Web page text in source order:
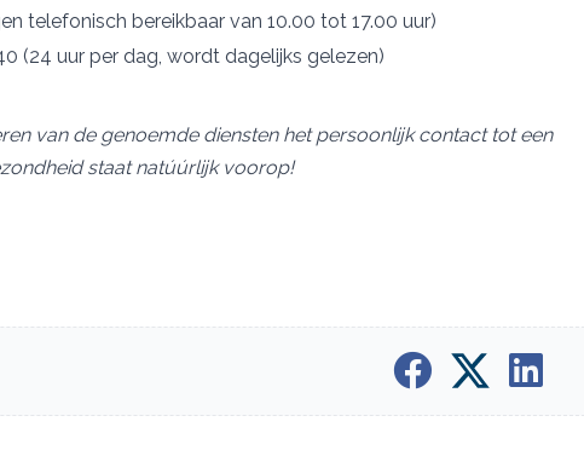
telefonisch bereikbaar van 10.00 tot 17.00 uur)
(24 uur per dag, wordt dagelijks gelezen)
van de genoemde diensten het persoonlijk contact tot een
staat natúúrlijk voorop!